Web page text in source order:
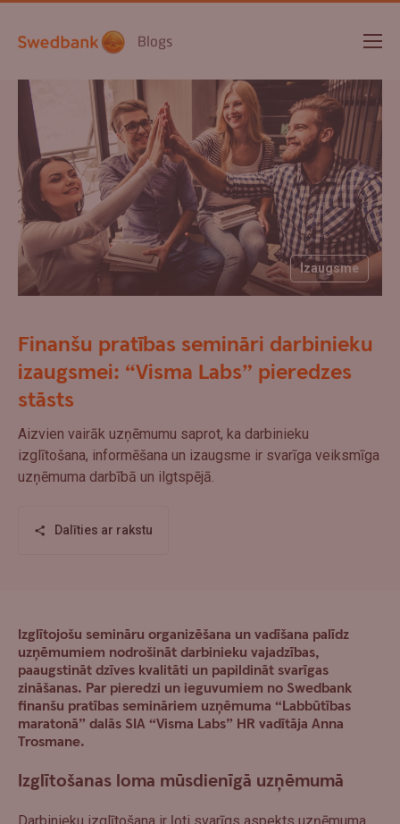
Blogs
Izaugsme
Finanšu pratības semināri darbinieku
izaugsmei: “Visma Labs” pieredzes
stāsts
Aizvien vairāk uzņēmumu saprot, ka darbinieku
izglītošana, informēšana un izaugsme ir svarīga veiksmīga
uzņēmuma darbībā un ilgtspējā.
Dalīties ar rakstu
Izglītojošu semināru organizēšana un vadīšana palīdz
uzņēmumiem nodrošināt darbinieku vajadzības,
paaugstināt dzīves kvalitāti un papildināt svarīgas
zināšanas. Par pieredzi un ieguvumiem no Swedbank
finanšu pratības semināriem uzņēmuma “Labbūtības
maratonā” dalās SIA “Visma Labs” HR vadītāja Anna
Trosmane.
Izglītošanas loma mūsdienīgā uzņēmumā